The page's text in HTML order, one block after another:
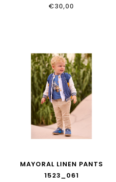
€30,00
MAYORAL LINEN PANTS
1523_061